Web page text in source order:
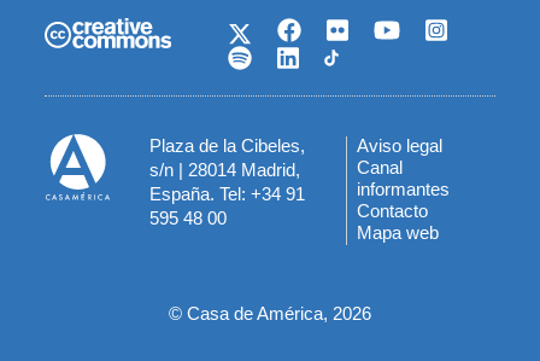
Plaza de la Cibeles,
s/n | 28014 Madrid,
España. Tel: +34 91
595 48 00
Menú
del
pie
Aviso legal
Canal
informantes
Contacto
Mapa web
© Casa de América, 2026